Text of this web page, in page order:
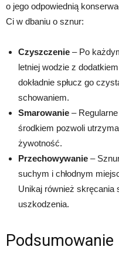
o jego odpowiednią
Ci w dbaniu o sznur:
Czyszczenie – Po
letniej wodzie z
dokładnie spłucz go
schowaniem.
Smarowanie –
środkiem pozwoli
żywotność.
Przechowywanie –
suchym i chłodnym
Unikaj również skręcania
uszkodzenia.
Podsumowanie